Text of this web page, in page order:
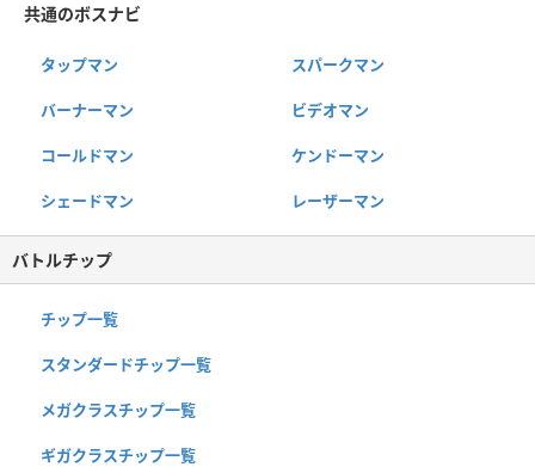
共通のボスナビ
タップマン スパークマン
バーナーマン ビデオマン
コールドマン ケンドーマン
シェードマン レーザーマン
バトルチップ
チップ一覧
スタンダードチップ一覧
メガクラスチップ一覧
ギガクラスチップ一覧